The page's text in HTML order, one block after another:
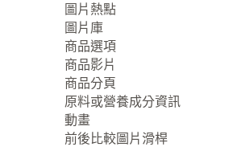
圖片熱點
圖片庫
商品選項
商品影片
商品分頁
原料或營養成分資訊
動畫
前後比較圖片滑桿